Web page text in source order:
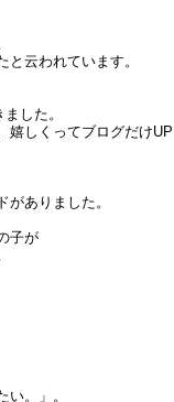
云われています。
した。
しくってブログだけUP
ありました。
子が
い。」。